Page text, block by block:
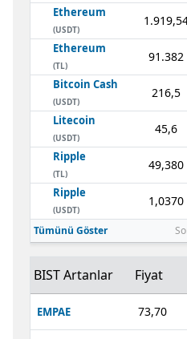
Ethereum
(USDT)
Ethereum
(TL)
91.382
Bitcoin Cash
(USDT)
216,5
Litecoin
(USDT)
45,6
Ripple
(TL)
49,380
Ripple
(USDT)
1,0370
Tümünü Göster
BIST Artanlar Fiyat
EMPAE 73,70